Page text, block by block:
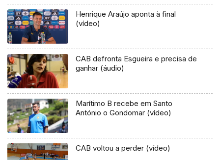
Henrique Araújo aponta à final
(vídeo)
CAB defronta Esgueira e precisa de
ganhar (áudio)
Marítimo B recebe em Santo
António o Gondomar (vídeo)
CAB voltou a perder (vídeo)